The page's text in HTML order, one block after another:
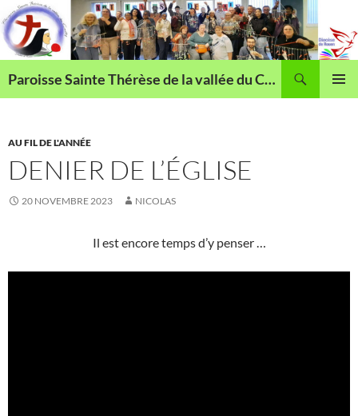
Aller
au
contenu
Paroisse Sainte Thérèse de la vallée du Cailly
AU FIL DE L'ANNÉE
DENIER DE L’ÉGLISE
20 NOVEMBRE 2023 NICOLAS
Il est encore temps d’y penser …